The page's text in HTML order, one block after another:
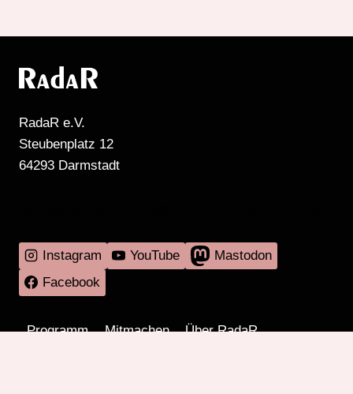
RadaR e.V.
Steubenplatz 12
64293 Darmstadt
Instagram YouTube
Mastodon
Facebook
Programm Mitmachen
Über RadaR